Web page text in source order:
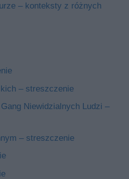
– konteksty z różnych
– streszczenie
Niewidzialnych Ludzi –
– streszczenie